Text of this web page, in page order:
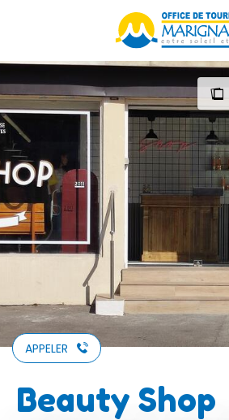
principal
APPELER
Beauty Shop